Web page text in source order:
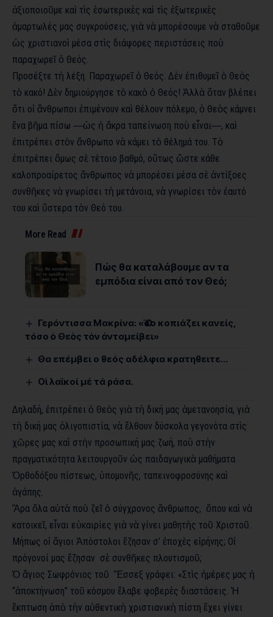
ἀξιοποιοῦμε καὶ τὶς ἐσωτερικὲς καὶ τὶς ἐξωτερικὲς
ἁμαρτωλές μας συγκρούσεις, γιὰ νὰ μπορέσουμε νὰ σταθοῦμε
ὡς χριστιανοὶ μέσα στὶς διάφορες περιστάσεις ποὺ
παραχωρεῖ ὁ Θεός.
Προσέξτε τὴ λέξη. Παραχωρεῖ ὁ Θεός. Δὲν ἐπιθυμεῖ ὁ Θεὸς
τὸ κακό! Δὲν δημιούργησε τὸ κακὸ ὁ Θεός! Ἀλλὰ ὅταν βλέπει
ὅτι οἱ ἄνθρωποι ἐπιμένουν καὶ θέλουν πόλεμο, ὁ Θεὸς κάμνει
ἕνα βῆμα πίσω ―ὡς ἡ ἄκρα ταπείνωση ποὺ εἶναι―, καὶ
ἐπιτρέπει στὸν ἄνθρωπο νὰ κάμει τὸ θέλημά του. Τὸ
ἐπιτρέπει ὅμως σὲ τέτοιο βαθμό, οὕτως ὥστε κάθε
καλοπροαίρετος ἄνθρωπος νὰ μπορέσει μέσα σὲ ἀντίξοες
συνθῆκες νὰ γνωρίσει τὴ μετάνοια, νὰ γνωρίσει τὸν ἑαυτό
του καὶ ὕστερα τὸν Θεό του.
More Read
Πώς θα καταλάβουμε αν τα
εμπόδια είναι από τον Θεό;
Γερόντισσα Μακρίνα: «Ὅσο κοπιάζει κανείς,
τόσο ὁ Θεὸς τὸν ἀνταμείβει»
Θα επέμβει ο θεός αδέλφια κρατηθειτε…
Οἱ λαϊκοί μέ τά ράσα.
Δηλαδή, ἐπιτρέπει ὁ Θεὸς γιὰ τὴ δική μας ἀμετανοησία, γιὰ
τὴ δική μας ὀλιγοπιστία, νὰ ἔλθουν δύσκολα γεγονότα στὶς
χῶρες μας καὶ στὴν προσωπική μας ζωή, ποὺ στὴν
πραγματικότητα λειτουργοῦν ὡς παιδαγωγικὰ μαθήματα
Ὀρθοδόξου πίστεως, ὑπομονῆς, ταπεινοφροσύνης καὶ
ἀγάπης.
Ἄρα ὅλα αὐτὰ ποὺ ζεῖ ὁ σύγχρονος ἄνθρωπος, ὅπου καὶ νὰ
κατοικεῖ, εἶναι εὐκαιρίες γιὰ νὰ γίνει μαθητὴς τοῦ Χριστοῦ.
Μήπως οἱ ἅγιοι Ἀπόστολοι ἔζησαν σ’ ἐποχὲς εἰρήνης; Οἱ
πρόγονοί μας ἔζησαν σὲ συνθῆκες πλουτισμοῦ;
Ὁ ἅγιος Σωφρόνιος τοῦ Ἔσσεξ γράφει: «Στὶς ἡμέρες μας ἡ
“ἀποκτήνωση” τοῦ κόσμου ἔλαβε φοβερὲς διαστάσεις. Ἡ
ἔκπτωση ἀπὸ τὴν αὐθεντικὴ χριστιανικὴ πίστη ἔχει γίνει